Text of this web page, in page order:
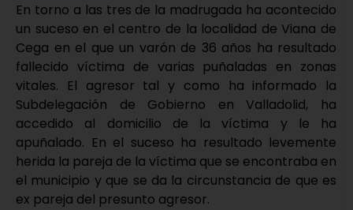
En torno a las tres de la madrugada ha acontecido
un suceso en el centro de la localidad de Viana de
Cega en el que un varón de 36 años ha resultado
fallecido víctima de varias puñaladas en zonas
vitales. El agresor tal y como ha informado la
Subdelegación de Gobierno en Valladolid, ha
accedido al domicilio de la víctima y le ha
apuñalado. En el suceso ha resultado levemente
herida la pareja de la víctima que se encontraba en
el municipio y que se da la circunstancia de que es
ex pareja del presunto agresor.